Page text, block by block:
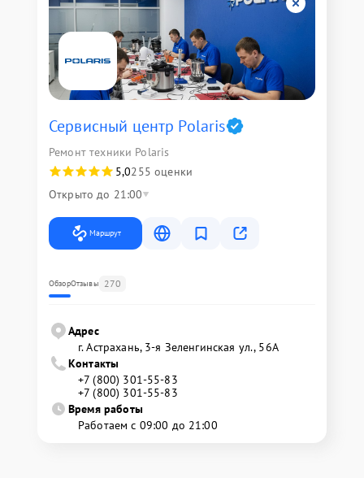
Сервисный центр Polaris
Ремонт техники Polaris
5,0255 оценки
Открыто до 21:00
Маршрут
ОбзорОтзывы 270
Адрес
г. Астрахань, 3-я Зеленгинская ул., 56А
Контакты
+7 (800) 301-55-83
+7 (800) 301-55-83
Время работы
Работаем с 09:00 до 21:00